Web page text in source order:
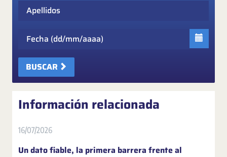
Apellidos
BUSCAR
Información relacionada
16/07/2026
Un dato fiable, la primera barrera frente al